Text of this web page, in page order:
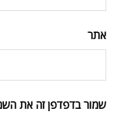
אתר
שמור בדפדפן זה את